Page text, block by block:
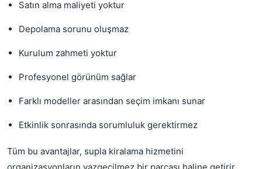
Satın alma maliyeti yoktur
Depolama sorunu oluşmaz
Kurulum zahmeti yoktur
Profesyonel görünüm sağlar
Farklı modeller arasından seçim imkanı sunar
Etkinlik sonrasında sorumluluk gerektirmez
Tüm bu avantajlar, supla kiralama hizmetini
organizasyonların vazgeçilmez bir parçası haline getirir.